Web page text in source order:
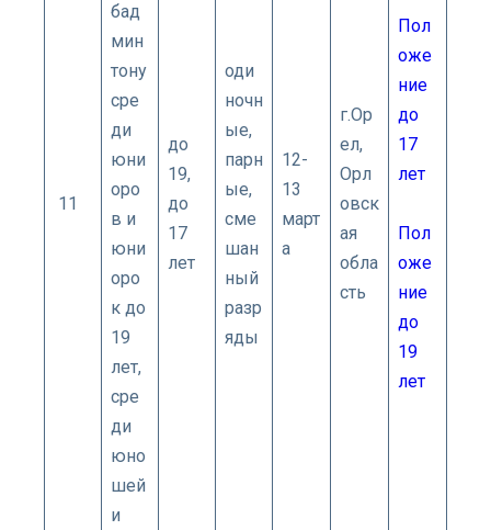
11
бад
мин
тону
сре
ди
юни
оро
в и
юни
оро
к до
19
лет,
сре
ди
юно
шей
и
до
19,
до
17
лет
оди
ночн
ые,
парн
ые,
сме
шан
ный
разр
яды
12-
13
март
а
г.Ор
ел,
Орл
овск
ая
обла
сть
Пол
оже
ние
до
17
лет
Пол
оже
ние
до
19
лет